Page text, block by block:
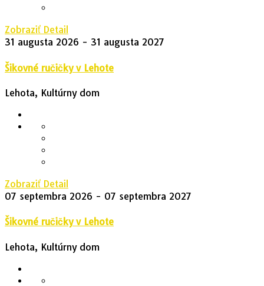
Zobraziť Detail
31 augusta 2026 - 31 augusta 2027
Šikovné ručičky v Lehote
Lehota, Kultúrny dom
Zobraziť Detail
07 septembra 2026 - 07 septembra 2027
Šikovné ručičky v Lehote
Lehota, Kultúrny dom